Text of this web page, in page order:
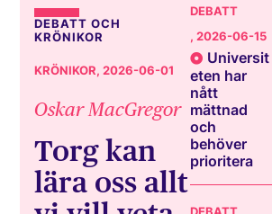
DEBATT OCH
KRÖNIKOR
KRÖNIKOR, 2026-06-01
Oskar MacGregor
Torg kan
lära oss allt
DEBATT
, 2026-06-15
Universit
eten har
nått
mättnad
och
behöver
prioritera